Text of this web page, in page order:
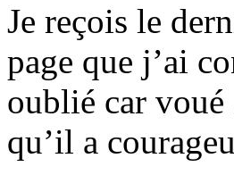
Je reçois le
page que j’ai
oublié car voué
qu’il a